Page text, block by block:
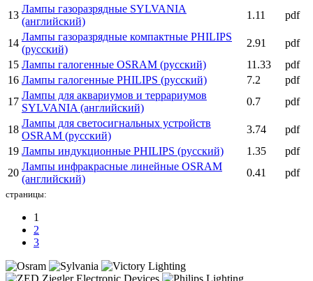
13
Лампы газоразрядные SYLVANIA
(английский)
1.11 pdf
14
Лампы газоразрядные компактные PHILIPS
(русский)
2.91
pdf
15 Лампы галогенные OSRAM (русский) 11.33
pdf
16 Лампы галогенные PHILIPS (русский) 7.2
pdf
17
Лампы для аквариумов и террариумов
SYLVANIA (английский)
0.7 pdf
18
Лампы для светосигнальных устройств
OSRAM (русский)
3.74
pdf
19 Лампы индукционные PHILIPS (русский) 1.35
pdf
20
Лампы инфракрасные линейные OSRAM
(английский)
0.41 pdf
страницы:
1
2
3